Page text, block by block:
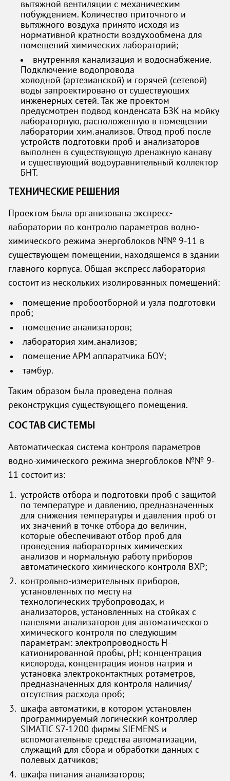
вытяжной вентиляции с механическим
побуждением. Количество приточного и
вытяжного воздуха принято исходя из
нормативной кратности воздухообмена для
помещений химических лабораторий;
внутренняя канализация и водоснабжение.
Подключение водопровода
холодной (артезианской) и горячей (сетевой)
воды запроектировано от существующих
инженерных сетей. Так же проектом
предусмотрен подвод конденсата БЗК на мойку
лабораторную, расположенную в помещении
лаборатории хим.анализов. Отвод проб после
устройств подготовки проб и анализаторов
выполнен в существующую дренажную канаву
и существующий водоуравнительный коллектор
БНТ.
ТЕХНИЧЕСКИЕ РЕШЕНИЯ
Проектом была организована экспресс-
лаборатории по контролю параметров водно-
химического режима энергоблоков №№ 9-11 в
существующем помещении, находящемся в здании
главного корпуса. Общая экспресс-лаборатория
состоит из нескольких изолированных помещений:
помещение пробоотборной и узла подготовки
проб;
помещение анализаторов;
лаборатория хим.анализов;
помещение АРМ аппаратчика БОУ;
тамбур.
Таким образом была проведена полная
реконструкция существующего помещения.
СОСТАВ СИСТЕМЫ
Автоматическая система контроля параметров
водно-химического режима энергоблоков №№ 9-
11 состоит из:
устройств отбора и подготовки проб с защитой
по температуре и давлению, предназначенных
для снижения температуры и давления проб от
их значений в точке отбора до величин,
которые обеспечивают отбор проб для
проведения лабораторных химических
анализов и нормальную работу приборов
автоматического химического контроля ВХР;
контрольно-измерительных приборов,
установленных по месту на
технологических трубопроводах, и
анализаторов, установленных на стойках с
панелями анализаторов для автоматического
химического контроля по следующим
параметрам: электропроводность Н-
катионированной пробы, рН; концентрация
кислорода, концентрация ионов натрия и
установка электроконтактных ротаметров,
предназначенных для контроля наличия/
отсутствия расхода проб;
шкафа автоматики, в котором установлен
программируемый логический контроллер
SIMATIC S7-1200 фирмы SIEMENS и
вспомогательные средства автоматизации,
служащий для сбора и обработки данных с
полевых датчиков;
шкафа питания анализаторов;